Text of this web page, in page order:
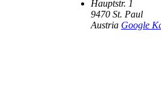
Hauptstr. 1
9470 St. Paul
Austria Google